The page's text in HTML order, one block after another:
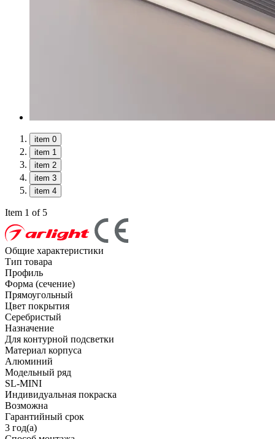
item 0
item 1
item 2
item 3
item 4
Item 1 of 5
Общие характеристики
Тип товара
Профиль
Форма (сечение)
Прямоугольный
Цвет покрытия
Серебристый
Назначение
Для контурной подсветки
Материал корпуса
Алюминий
Модельный ряд
SL-MINI
Индивидуальная покраска
Возможна
Гарантийный срок
3 год(а)